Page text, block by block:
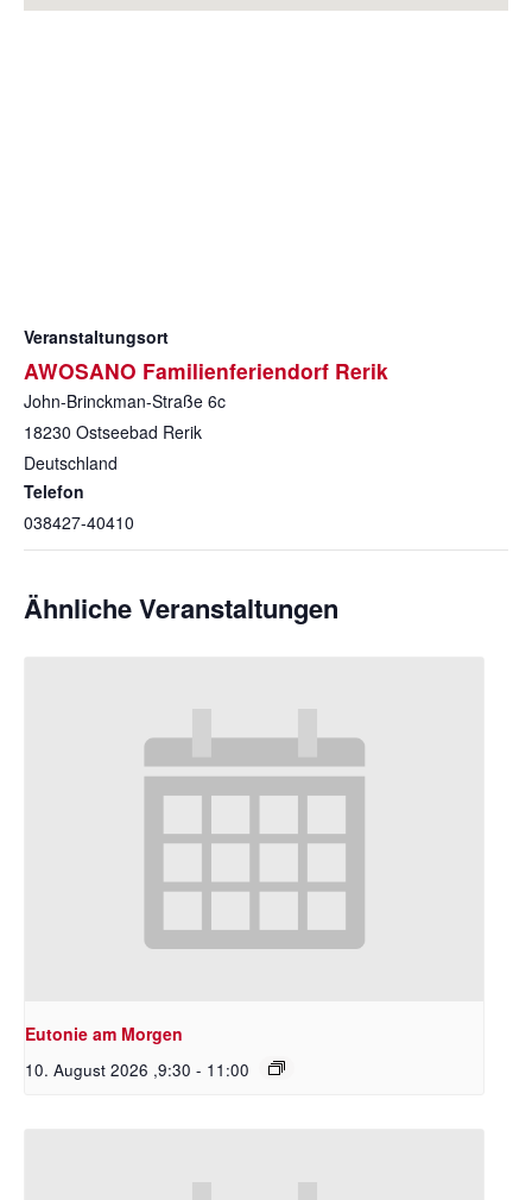
Veranstaltungsort
AWOSANO Familienferiendorf Rerik
John-Brinckman-Straße 6c
18230 Ostseebad Rerik
Deutschland
Telefon
038427-40410
Ähnliche Veranstaltungen
Eutonie am Morgen
10. August 2026 ,9:30 - 11:00